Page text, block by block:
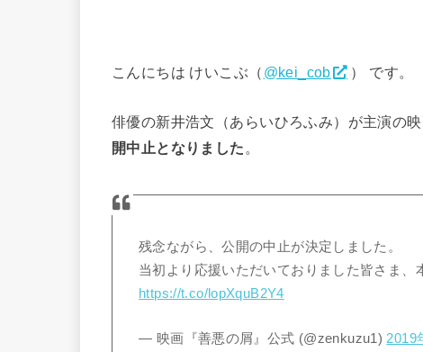
こんにちは けいこぶ（ @kei_cob ） です。
俳優の新井浩文（あらいひろふみ）が主演の映
開中止となりました 。
残念ながら、公開の中止が決定しました。
当初より応援いただいておりました皆さま、
https://t.co/lopXquB2Y4
— 映画『善悪の屑』公式 (@zenkuzu1) 2019